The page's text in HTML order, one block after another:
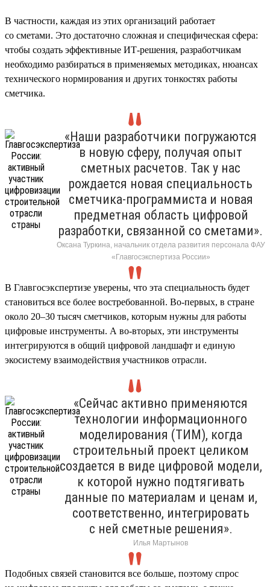
В частности, каждая из этих организаций работает
со сметами. Это достаточно сложная и специфическая сфера:
чтобы создать эффективные ИТ-решения, разработчикам
необходимо разбираться в применяемых методиках, нюансах
технического нормирования и других тонкостях работы
сметчика.
«Наши разработчики погружаются
в новую сферу, получая опыт
сметных расчетов. Так у нас
рождается новая специальность
сметчика-программиста и новая
предметная область цифровой
разработки, связанной со сметами».
Оксана Туркина, начальник отдела развития персонала ФАУ
«Главгосэкспертиза России»
В Главгосэкспертизе уверены, что эта специальность будет
становиться все более востребованной. Во-первых, в стране
около 20–30 тысяч сметчиков, которым нужны для работы
цифровые инструменты. А во-вторых, эти инструменты
интегрируются в общий цифровой ландшафт и единую
экосистему взаимодействия участников отрасли.
«Сейчас активно применяются
технологии информационного
моделирования (ТИМ), когда
строительный проект целиком
создается в виде цифровой модели,
к которой нужно подтягивать
данные по материалам и ценам и,
соответственно, интегрировать
с ней сметные решения».
Илья Мартынов
Подобных связей становится все больше, поэтому спрос